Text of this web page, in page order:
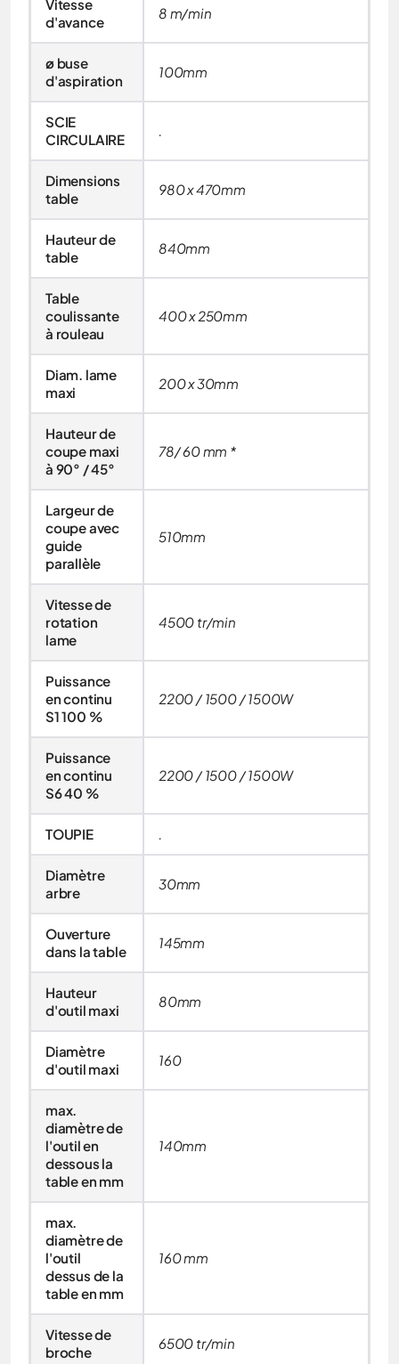
Vitesse
d'avance
8 m/min
ø buse
d'aspiration
100mm
SCIE
CIRCULAIRE
.
Dimensions
table
980 x 470mm
Hauteur de
table
840mm
Table
coulissante
à rouleau
400 x 250mm
Diam. lame
maxi
200 x 30mm
Hauteur de
coupe maxi
à 90° / 45°
78/ 60 mm *
Largeur de
coupe avec
guide
parallèle
510mm
Vitesse de
rotation
lame
4500 tr/min
Puissance
en continu
S1 100 %
2200 / 1500 / 1500W
Puissance
en continu
S6 40 %
2200 / 1500 / 1500W
TOUPIE .
Diamètre
arbre
30mm
Ouverture
dans la table
145mm
Hauteur
d'outil maxi
80mm
Diamètre
d'outil maxi
160
max.
diamètre de
l'outil en
dessous la
table en mm
140mm
max.
diamètre de
l'outil
dessus de la
table en mm
160 mm
Vitesse de
broche
6500 tr/min